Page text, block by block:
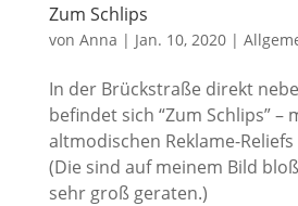
Zum Schlips
von Anna | Jan. 10, 2020|
In der Brückstraße direkt
befindet sich “Zum Schlips” –
altmodischen Reklame-
(Die sind auf meinem Bild
sehr groß geraten.)